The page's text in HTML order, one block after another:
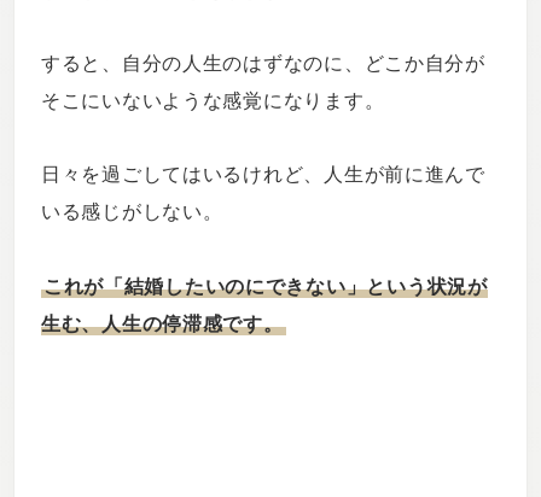
すると、自分の人生のはずなのに、どこか自分が
そこにいないような感覚になります。
日々を過ごしてはいるけれど、人生が前に進んで
いる感じがしない。
これが「結婚したいのにできない」という状況が
生む、人生の停滞感です。